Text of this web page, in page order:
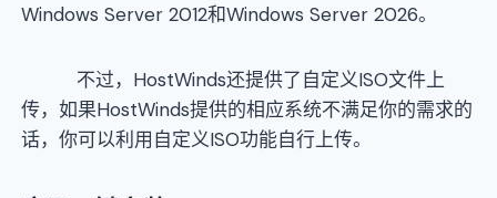
Windows Server 2012和Windows Server 2026。
不过，HostWinds还提供了自定义ISO文件上
传，如果HostWinds提供的相应系统不满足你的需求的
话，你可以利用自定义ISO功能自行上传。